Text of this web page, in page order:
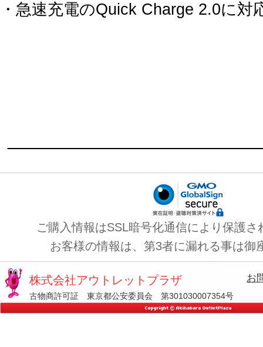
・急速充電のQuick Charge 2.0に対
ご購入情報はSSL暗号化通信により保護さ
お客様の情報は、第3者に漏れる事は御
株式会社アウトレットプラザ
古物商許可証 東京都公安委員会 第301030007354号
お